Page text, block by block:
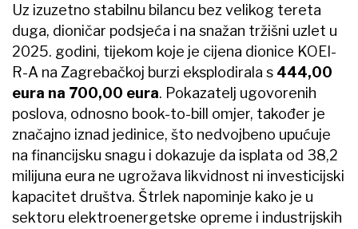
Uz izuzetno stabilnu bilancu bez velikog tereta
duga, dioničar podsjeća i na snažan tržišni uzlet u
2025. godini, tijekom koje je cijena dionice KOEI-
R-A na Zagrebačkoj burzi eksplodirala s 444,00
eura na 700,00 eura. Pokazatelj ugovorenih
poslova, odnosno book-to-bill omjer, također je
značajno iznad jedinice, što nedvojbeno upućuje
na financijsku snagu i dokazuje da isplata od 38,2
milijuna eura ne ugrožava likvidnost ni investicijski
kapacitet društva. Štrlek napominje kako je u
sektoru elektroenergetske opreme i industrijskih